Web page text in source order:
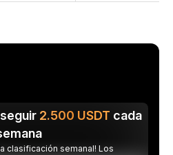
2.500 USDT cada
clasificación semanal! Los